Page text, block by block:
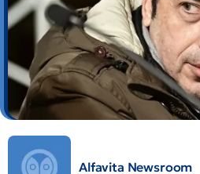
Alfavita Newsroom